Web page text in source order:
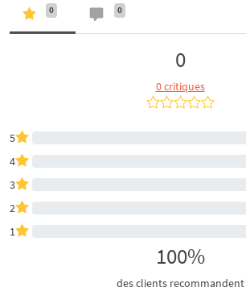
0 0
0
0 critiques
5
4
3
2
1
100%
des clients recommandent